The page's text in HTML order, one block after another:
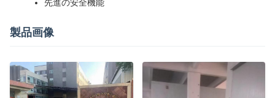
先進の安全機能
製品画像